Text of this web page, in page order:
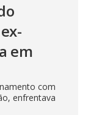
em
com
enfrentava